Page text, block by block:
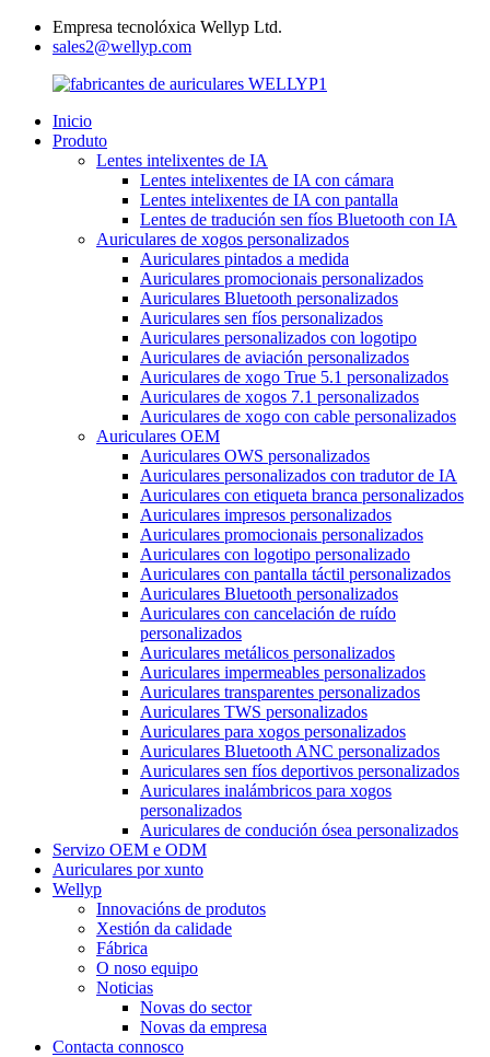
Empresa tecnolóxica Wellyp Ltd.
sales2@wellyp.com
Inicio
Produto
Lentes intelixentes de IA
Lentes intelixentes de IA con cámara
Lentes intelixentes de IA con pantalla
Lentes de tradución sen fíos Bluetooth con IA
Auriculares de xogos personalizados
Auriculares pintados a medida
Auriculares promocionais personalizados
Auriculares Bluetooth personalizados
Auriculares sen fíos personalizados
Auriculares personalizados con logotipo
Auriculares de aviación personalizados
Auriculares de xogo True 5.1 personalizados
Auriculares de xogos 7.1 personalizados
Auriculares de xogo con cable personalizados
Auriculares OEM
Auriculares OWS personalizados
Auriculares personalizados con tradutor de IA
Auriculares con etiqueta branca personalizados
Auriculares impresos personalizados
Auriculares promocionais personalizados
Auriculares con logotipo personalizado
Auriculares con pantalla táctil personalizados
Auriculares Bluetooth personalizados
Auriculares con cancelación de ruído
personalizados
Auriculares metálicos personalizados
Auriculares impermeables personalizados
Auriculares transparentes personalizados
Auriculares TWS personalizados
Auriculares para xogos personalizados
Auriculares Bluetooth ANC personalizados
Auriculares sen fíos deportivos personalizados
Auriculares inalámbricos para xogos
personalizados
Auriculares de condución ósea personalizados
Servizo OEM e ODM
Auriculares por xunto
Wellyp
Innovacións de produtos
Xestión da calidade
Fábrica
O noso equipo
Noticias
Novas do sector
Novas da empresa
Contacta connosco